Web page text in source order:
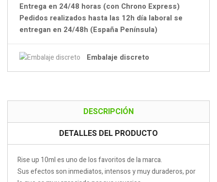
Entrega en 24/48 horas (con Chrono Express)
Pedidos realizados hasta las 12h día laboral se
entregan en 24/48h (España Península)
Embalaje discreto
DESCRIPCIÓN
DETALLES DEL PRODUCTO
Rise up 10ml es uno de los favoritos de la marca.
Sus efectos son inmediatos, intensos y muy duraderos, por